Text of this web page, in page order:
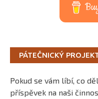
PÁTEČNICKÝ
Pokud se vám líbí, co
příspěvek na naši